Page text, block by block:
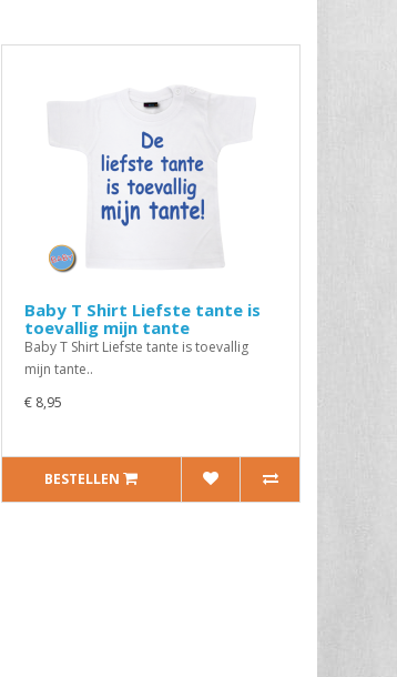
Baby T Shirt Liefste tante is
toevallig mijn tante
Baby T Shirt Liefste tante is toevallig
mijn tante..
€ 8,95
BESTELLEN